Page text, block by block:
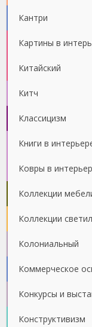
Кантри
Картины в
Китайский
Китч
Классицизм
Книги в
Ковры в
Коллекции
Коллекции
Колониальный
Коммерческое
Конкурсы и
Конструктивизм